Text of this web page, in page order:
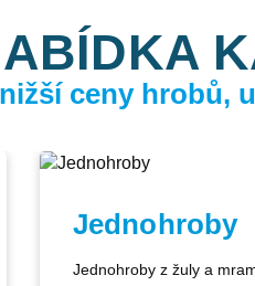
ceny hrobů,
Jednohroby
Jednohroby z žuly a